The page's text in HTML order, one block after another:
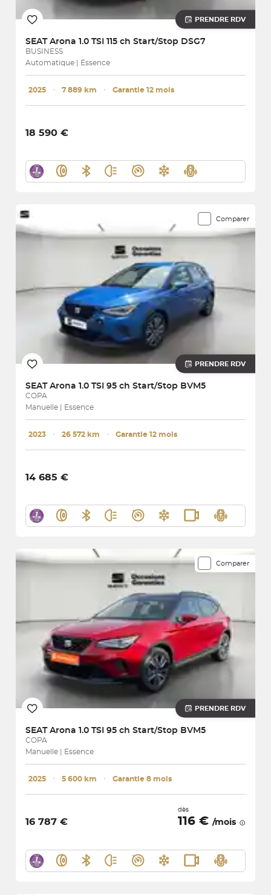
PRENDRE RDV
SEAT Arona 1.0 TSI 115 ch Start/Stop DSG7
BUSINESS
Automatique | Essence
2025 ･ 7 889 km ･ Garantie 12 mois
18 590 €
Comparer
PRENDRE RDV
SEAT Arona 1.0 TSI 95 ch Start/Stop BVM5
COPA
Manuelle | Essence
2023 ･ 26 572 km ･ Garantie 12 mois
14 685 €
Comparer
PRENDRE RDV
SEAT Arona 1.0 TSI 95 ch Start/Stop BVM5
COPA
Manuelle | Essence
2025 ･ 5 600 km ･ Garantie 8 mois
16 787 €
dès
116 € /mois